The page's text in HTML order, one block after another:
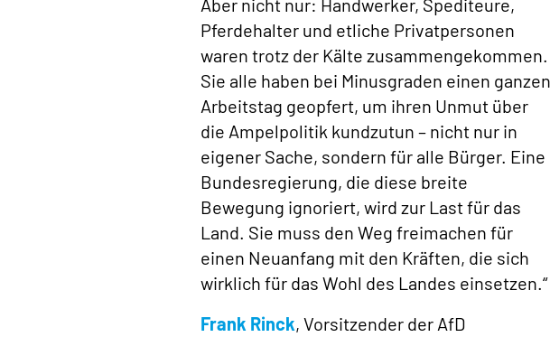
Aber nicht nur: Handwerker, Spediteure,
Pferdehalter und etliche Privatpersonen
waren trotz der Kälte zusammengekommen.
Sie alle haben bei Minusgraden einen ganzen
Arbeitstag geopfert, um ihren Unmut über
die Ampelpolitik kundzutun – nicht nur in
eigener Sache, sondern für alle Bürger. Eine
Bundesregierung, die diese breite
Bewegung ignoriert, wird zur Last für das
Land. Sie muss den Weg freimachen für
einen Neuanfang mit den Kräften, die sich
wirklich für das Wohl des Landes einsetzen.“
Frank Rinck, Vorsitzender der AfD